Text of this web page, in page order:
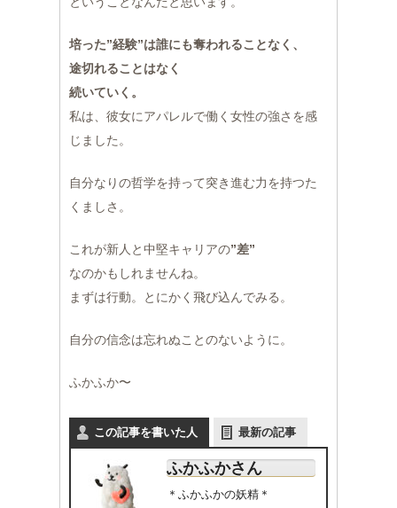
培った”経験”は誰にも奪われることなく、
途切れることはなく
続いていく。
私は、彼女にアパレルで働く女性の強さを感
じました。
自分なりの哲学を持って突き進む力を持つた
くましさ。
これが新人と中堅キャリアの”差”
なのかもしれませんね。
まずは行動。とにかく飛び込んでみる。
自分の信念は忘れぬことのないように。
ふかふか〜
この記事を書いた人 最新の記事
ふかふかさん
＊ふかふかの妖精＊